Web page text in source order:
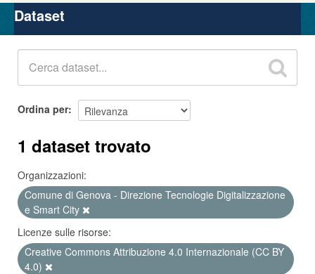
Organizzazioni
Gruppi
Dataset
Ordina per
1 dataset trovato
Organizzazioni:
Comune di Genova - Direzione Tecnologie Digitalizzazione
e Smart City
Licenze sulle risorse:
Creative Commons Attribuzione 4.0 Internazionale (CC BY
4.0)